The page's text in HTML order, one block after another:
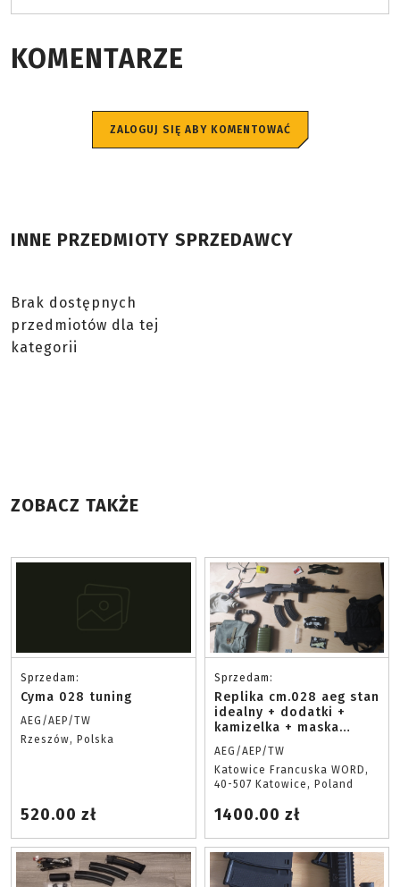
KOMENTARZE
ZALOGUJ SIĘ ABY KOMENTOWAĆ
INNE PRZEDMIOTY SPRZEDAWCY
Brak dostępnych
przedmiotów dla tej
kategorii
ZOBACZ TAKŻE
Sprzedam:
Cyma 028 tuning
AEG/AEP/TW
Rzeszów, Polska
520.00 zł
Sprzedam:
Replika cm.028 aeg stan
idealny + dodatki +
kamizelka + maska
gazowa
AEG/AEP/TW
Katowice Francuska WORD,
40-507 Katowice, Poland
1400.00 zł